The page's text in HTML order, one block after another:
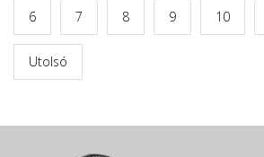
6 7 8 9 10
Utolsó